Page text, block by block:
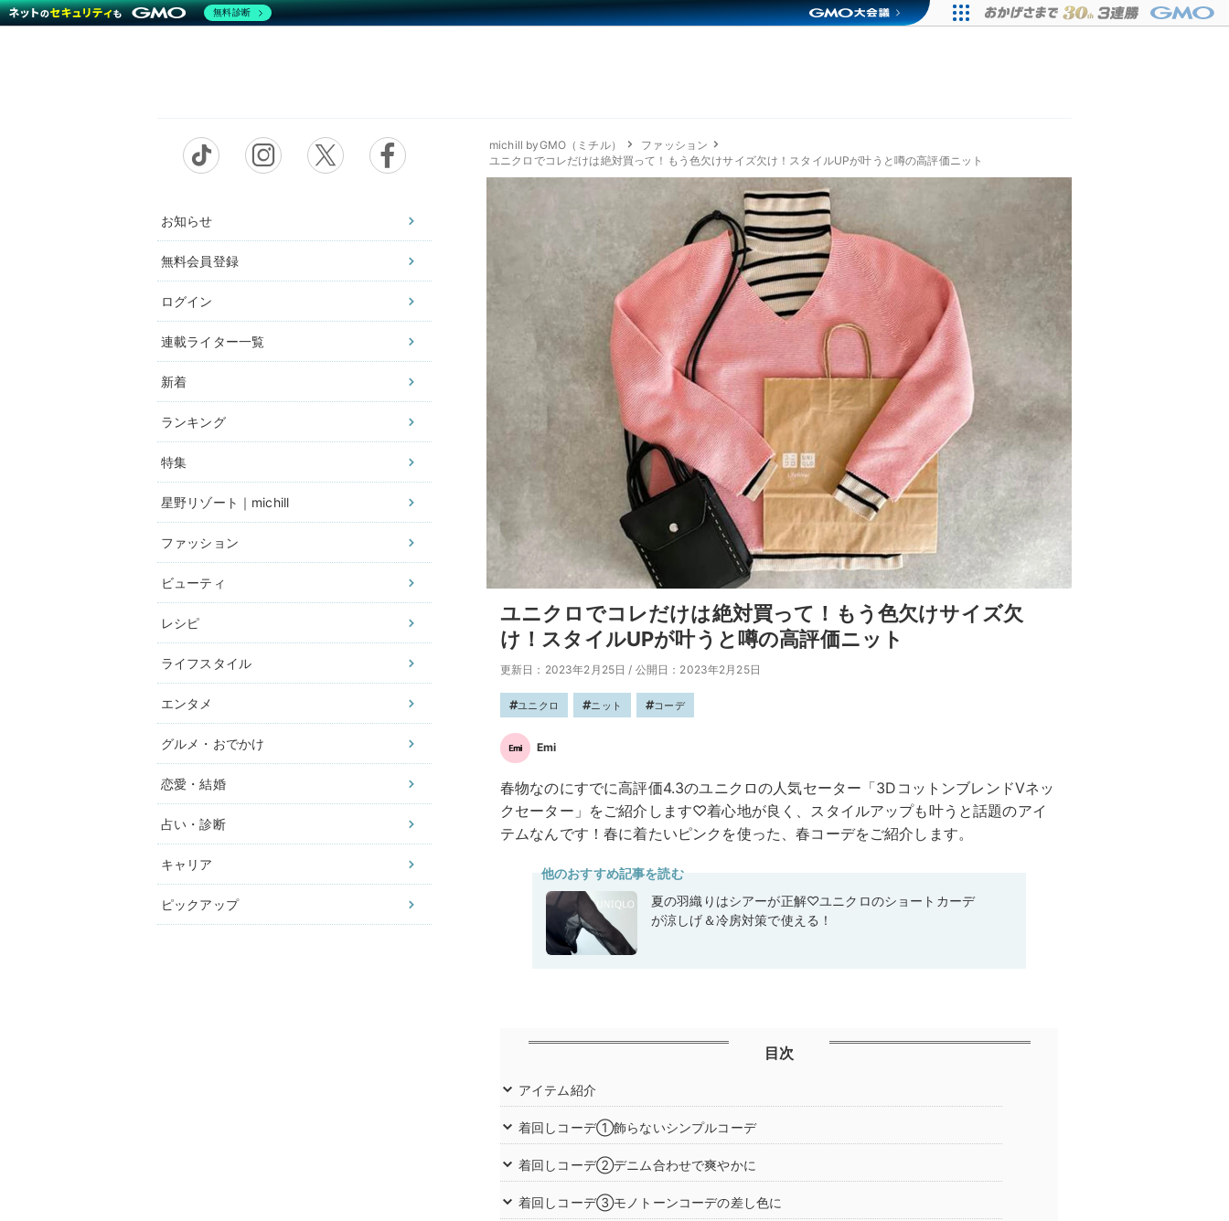
お知らせ
無料会員登録
ログイン
連載ライター一覧
新着
ランキング
特集
星野リゾート｜michill
ファッション
ビューティ
レシピ
ライフスタイル
エンタメ
グルメ・おでかけ
恋愛・結婚
占い・診断
キャリア
ピックアップ
michill byGMO（ミチル）
ファッション
ユニクロでコレだけは絶対買って！もう色欠けサイズ欠け！スタイルUPが叶うと噂の高評価ニット
ユニクロでコレだけは絶対買って！もう色欠けサイズ欠
け！スタイルUPが叶うと噂の高評価ニット
更新日：2023年2月25日 / 公開日：2023年2月25日
ユニクロ ニット コーデ
Emi
春物なのにすでに高評価4.3のユニクロの人気セーター「3DコットンブレンドVネッ
クセーター」をご紹介します♡着心地が良く、スタイルアップも叶うと話題のアイ
テムなんです！春に着たいピンクを使った、春コーデをご紹介します。
他のおすすめ記事を読む
夏の羽織りはシアーが正解♡ユニクロのショートカーデ
が涼しげ＆冷房対策で使える！
目次
アイテム紹介
着回しコーデ①飾らないシンプルコーデ
着回しコーデ②デニム合わせで爽やかに
着回しコーデ③モノトーンコーデの差し色に
無料診断